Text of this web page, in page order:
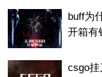
buff为
开箱有
csgo